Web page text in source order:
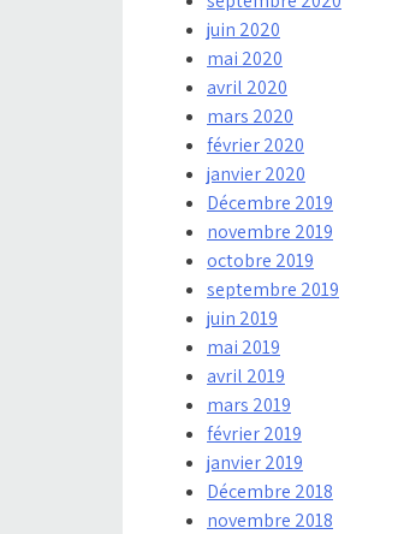
juin 2020
mai 2020
avril 2020
mars 2020
février 2020
janvier 2020
Décembre 2019
novembre 2019
octobre 2019
septembre 2019
juin 2019
mai 2019
avril 2019
mars 2019
février 2019
janvier 2019
Décembre 2018
novembre 2018